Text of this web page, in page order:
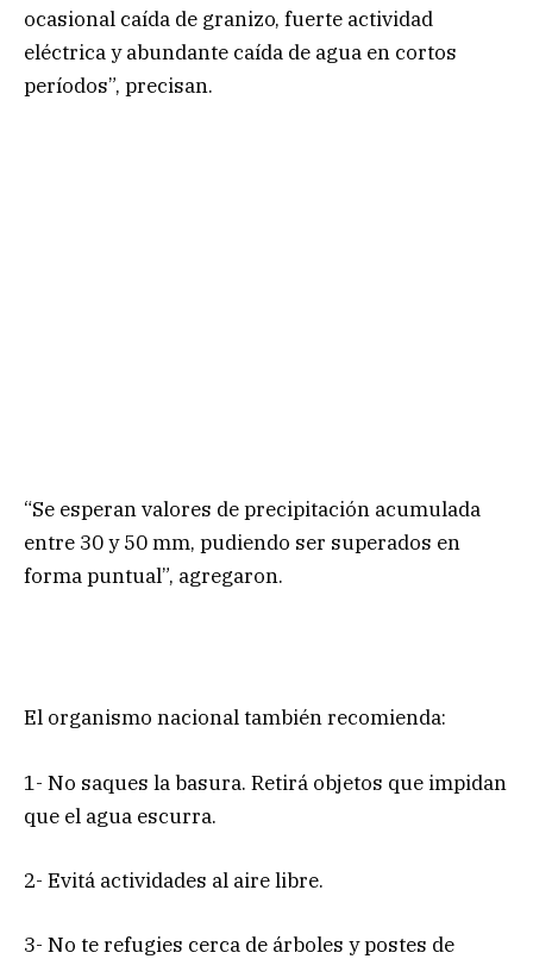
ocasional caída de granizo, fuerte actividad
eléctrica y abundante caída de agua en cortos
períodos”, precisan.
“Se esperan valores de precipitación acumulada
entre 30 y 50 mm, pudiendo ser superados en
forma puntual”, agregaron.
El organismo nacional también recomienda:
1- No saques la basura. Retirá objetos que impidan
que el agua escurra.
2- Evitá actividades al aire libre.
3- No te refugies cerca de árboles y postes de